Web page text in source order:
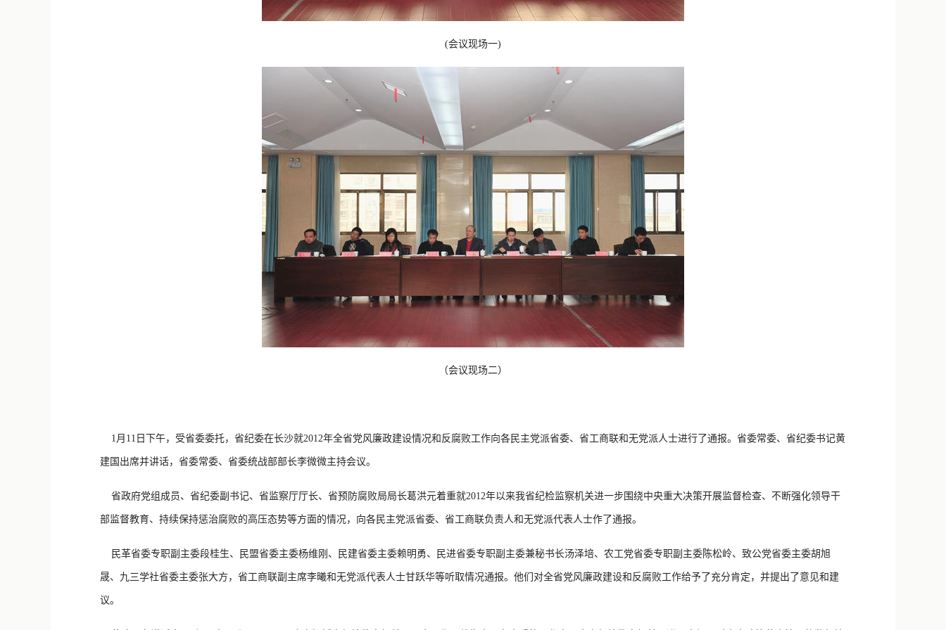
(会议现场一)
（会议现场二）
1月11日下午，受省委委托，省纪委在长沙就2012年全省党风廉政建设情况和反腐败工作向各民主党派省委、省工商联和无党派人士进行了通报。省委常委、省纪委书记黄
建国出席并讲话，省委常委、省委统战部部长李微微主持会议。
省政府党组成员、省纪委副书记、省监察厅厅长、省预防腐败局局长葛洪元着重就2012年以来我省纪检监察机关进一步围绕中央重大决策开展监督检查、不断强化领导干
部监督教育、持续保持惩治腐败的高压态势等方面的情况，向各民主党派省委、省工商联负责人和无党派代表人士作了通报。
民革省委专职副主委段桂生、民盟省委主委杨维刚、民建省委主委赖明勇、民进省委专职副主委兼秘书长汤泽培、农工党省委专职副主委陈松岭、致公党省委主委胡旭
晟、九三学社省委主委张大方，省工商联副主席李曦和无党派代表人士甘跃华等听取情况通报。他们对全省党风廉政建设和反腐败工作给予了充分肯定，并提出了意见和建
议。